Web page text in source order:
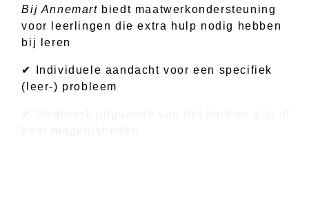
training
contact
Bij Annemart biedt maatwerkondersteuning
voor leerlingen die extra hulp nodig hebben
bij leren
✔ Individuele aandacht voor een specifiek
(leer-) probleem